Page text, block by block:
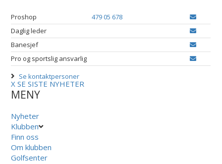
Proshop
479 05 678
Daglig leder
Banesjef
Pro og sportslig ansvarlig
Se kontaktpersoner
X SE SISTE NYHETER
MENY
Nyheter
Klubben
Finn oss
Om klubben
Golfsenter